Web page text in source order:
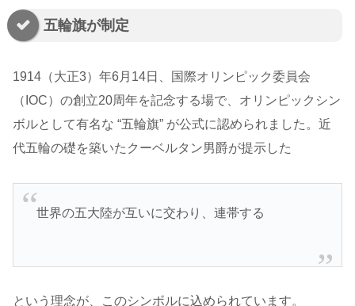
五輪旗が制定
1914（大正3）年6月14日、国際オリンピック委員会
（IOC）の創立20周年を記念する場で、オリンピックシン
ボルとして有名な “五輪旗” が公式に認められました。近
代五輪の礎を築いたクーベルタン男爵が提示した
世界の五大陸が互いに交わり、連帯する
という理念が、このシンボルに込められています。